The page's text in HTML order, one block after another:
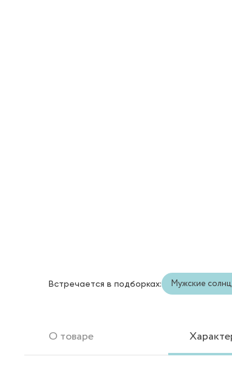
Встречается в подборках: Мужские
О товаре